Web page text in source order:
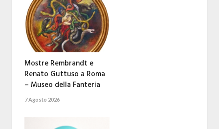
Mostre Rembrandt e
Renato Guttuso a Roma
– Museo della Fanteria
7 Agosto 2026